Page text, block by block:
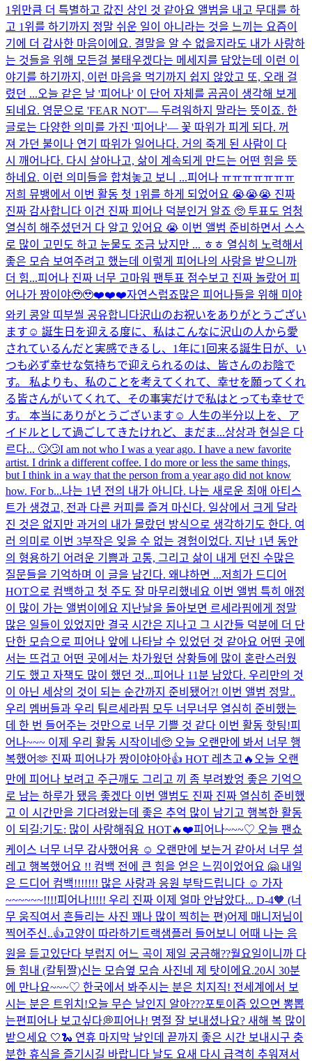
1위만큼 더 특별하고 값진 상인 것 같아요 앨범을 내고 무대를 하
고 1위를 하기까지 정말 쉬운 일이 아니라는 것을 느끼는 요즘이
기에 더 감사한 마음이에요. 결말을 알 수 없을지라도 내가 사랑하
는 것들을 위해 모든걸 불태우겠다는 메세지를 담았는데 이런 이
야기를 하기까지, 이런 마음을 먹기까지 쉽지 않았고 또, 오래 걸
렸던 ...오늘 같은 날 '피어나' 이 단어 자체를 곰곰이 생각해 보게
되네요. 영문으로 'FEAR NOT'— 두려워하지 말라는 뜻이죠. 한
글로는 다양한 의미를 가진 '피어나'— 꽃 따위가 피게 되다. 꺼
져 가던 불이나 연기 따위가 일어나다. 거의 죽게 된 사람이 다
시 깨어나다. 다시 살아나고, 삶이 계속되게 만드는 어떤 힘을 뜻
하네요. 이런 의미들을 합쳐놓고 보니 ...피어나 ㅠㅠㅠㅠㅠㅠㅠ
저희 뮤뱅에서 이번 활동 첫 1위를 하게 되었어요 😭😭😭 진짜
진짜 감사합니다 이건 진짜 피어나 덕분인거 알죠 🥺 투표도 엄청
열심히 해주셨던거 다 알고 있어요 😭 이번 앨범 준비하면서 스스
로 많이 고민도 하고 눈물도 조금 났지만 ... ㅎㅎ 열심히 노력해서
좋은 모습 보여주려고 했는데 이렇게 피어나의 사랑을 받으니까
더 힘...피어나 진짜 너무 고마워 팬투표 점수보고 진짜 놀랐어 피
어나가 짱이야🥹🥹❤️❤️❤️자연스럽죠많은 피어나들을 위해 미야
와키 콩알 띠부씰 공유합니다沢山のお祝いをありがとうござい
ます☺️ 誕生日を迎える度に、私はこんなに沢山の人から愛
されているんだと実感できるし、1年に1回来る誕生日が、い
つも必ず幸せな気持ちで迎えられるのは、皆さんのお陰で
す。 私よりも、私のことを考えてくれて、幸せを願ってくれ
る皆さんがいてくれて、その事実だけで私はとっても幸せで
す。 本当にありがとうございます☺️ 人生の半分以上を、ア
イドルとして過ごしてきたけれど、まだま...상상과 현실은 다
르다... 🙄🙄I am not who I was a year ago. I have a new favorite
artist. I drink a different coffee. I do more or less the same things,
but I think in a way that the person from a year ago did not know
how. For b...나는 1년 전의 내가 아니다. 나는 새로운 최애 아티스
트가 생겼고, 전과 다른 커피를 즐겨 마신다. 일상에서 크게 달라
진 것은 없지만 과거의 내가 몰랐던 방식으로 생각하기도 한다. 여
러 의미로 이번 3부작은 잊을 수 없는 경험이었다. 지난 1년 동안
의 형용하기 어려운 기쁨과 고통, 그리고 삶이 내게 던진 수많은
질문들을 기억하며 이 글을 남긴다. 왜냐하면 ...저희가 드디어
HOT으로 컴백하고 첫 주도 잘 마무리했네요 이번 앨범 특히 애정
이 많이 가는 앨범이에요 지난날을 돌아보면 르세라핌에게 정말
많은 일들이 있었지만 결국 시간은 지나고 그 시간들 덕분에 더 단
단한 모습으로 피어나 앞에 나타날 수 있었던 것 같아요 어떤 곳에
서는 뜨겁고 어떤 곳에서는 차가웠던 상황들에 많이 혼란스러웠
기도 했고 자책도 많이 했던 것...피어나 11분 남았다. 우리만의 것
이 아닌 세상의 것이 되는 순간까지 준비됐어?! 이번 앨범 정말..
우리 멤버들과 우리 팀르세라핌 모두 너무너무 열심히 준비했는
데 한 번 들어주는 것만으로 너무 기쁠 것 같다 이번 활동 핫팅!피
어나~~~ 이제 우리 활동 시작이네🥺 오늘 오랜만에 봐서 너무 행
복했어🫶 진짜 피어나가 짱이야아아👍 HOT 레츠고🔥 오늘 오랜
만에 피어나 보려고 주근깨도 그리고 끼 좀 부려봤엉 좋은 기억으
로 남는 하루가 됐음 좋겠다 이번 앨범도 진짜 진짜 열심히 준비했
고 이 시간만을 기다려왔는데 좋은 추억 많이 남기고 행복한 활동
이 되길:기도: 많이 사랑해줘요 HOT🔥❤️피어나~~~♡ 오늘 팬쇼
케이스 너무 너무 감사했어용 ☺️ 오랜만에 보는거 같아서 너무 설
레고 행복했어요 !! 컴백 전에 큰 힘을 얻은 느낌이었어요 🤗 내일
은 드디어 컴백!!!!!!! 많은 사랑과 응원 부탁드립니다 ☺️ 가자
~~~~~~!!!!피어나!!!!! 우리 진짜 이제 얼마 안남았다... D-4🧡 (너
무 움직여서 흔들리는 사진 꽤나 많이 찍히는 편)어제 매니저님이
찍어주신..👍고양이 따라하기 트랙샘플러 들어보니 어때 나는 음
원을 듣고있단다 부럽지 어느 곡이 제일 궁금해??월요일이니까 다
들 힘내 (칼튀짤)신는 모습옆 모습 사진네 제 탓이에요.20시 30분
에 만나요~~~♡ 한국에서 봐주시는 분은 치지직! 전세계에서 보
시는 분은 트위치!오늘 무슨 날인지 알아???포토이즘 있으면 뽕뽑
는편피어나 보고싶다💭피어나! 명절 잘 보내셨나요? 새해 복 많이
받으세요 🤍🐍 연휴 마지막 날인데 끝까지 좋은 시간 보내시구 충
분한 휴식을 즐기시길 바랍니다 날도 요새 다시 급격히 추워져서